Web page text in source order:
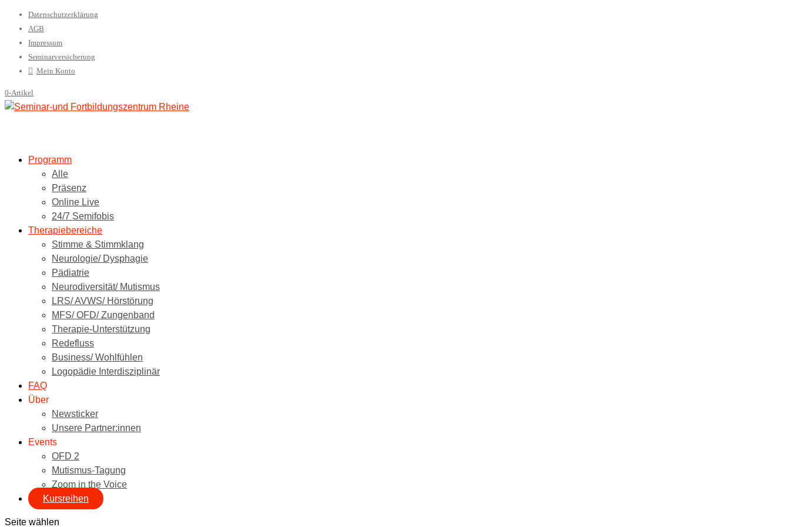
Datenschutzerklärung
AGB
Impressum
Seminarversicherung
Mein Konto
0-Artikel
Programm
Alle
Präsenz
Online Live
24/7 Semifobis
Therapiebereiche
Stimme & Stimmklang
Neurologie/ Dysphagie
Pädiatrie
Neurodiversität/ Mutismus
LRS/ AVWS/ Hörstörung
MFS/ OFD/ Zungenband
Therapie-Unterstützung
Redefluss
Business/ Wohlfühlen
Logopädie Interdisziplinär
FAQ
Über
Newsticker
Unsere Partner:innen
Events
OFD 2
Mutismus-Tagung
Zoom in the Voice
Kursreihen
Seite wählen